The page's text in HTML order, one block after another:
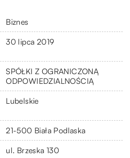
Biznes
30 lipca 2019
SPÓŁKI Z OGRANICZONĄ
ODPOWIEDZIALNOŚCIĄ
Lubelskie
21-500 Biała Podlaska
ul. Brzeska 130